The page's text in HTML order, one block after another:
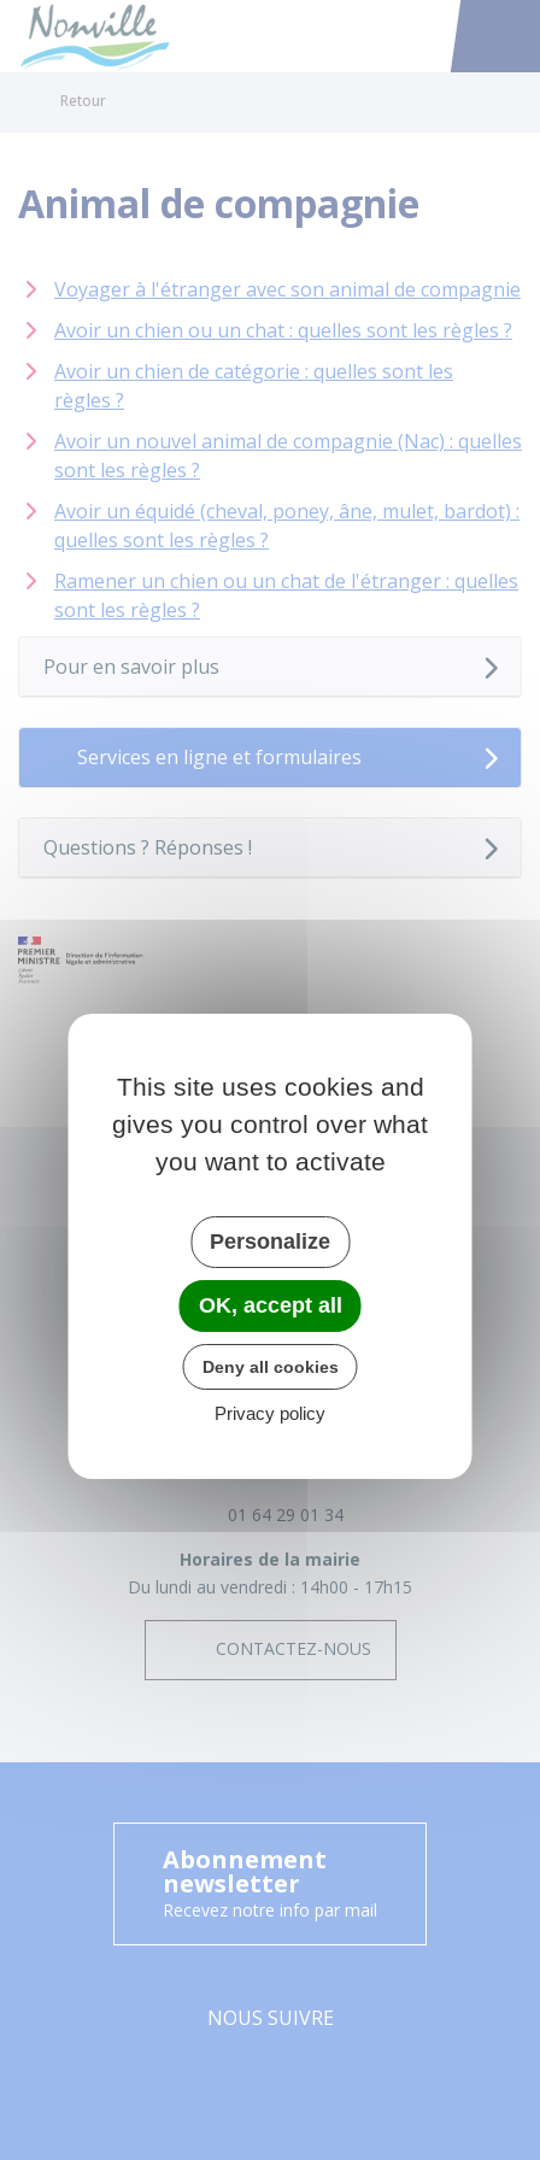
Accéder
Retour
Animal de compagnie
Voyager à l'étranger avec son animal de compagnie
Avoir un chien ou un chat : quelles sont les règles ?
Avoir un chien de catégorie : quelles sont les
règles ?
Avoir un nouvel animal de compagnie (Nac) : quelles
sont les règles ?
Avoir un équidé (cheval, poney, âne, mulet, bardot) :
quelles sont les règles ?
Ramener un chien ou un chat de l'étranger : quelles
sont les règles ?
Pour en savoir plus
Services en ligne et formulaires
Questions ? Réponses !
NONVILLE
Place de la Mairie
01 64 29 01 34
Horaires de la mairie
Du lundi au vendredi : 14h00 - 17h15
CONTACTEZ-NOUS
Abonnement
newsletter
Recevez notre info par mail
NOUS SUIVRE
This site uses cookies and
gives you control over what
you want to activate
Personalize
OK, accept all
Deny all cookies
Privacy policy